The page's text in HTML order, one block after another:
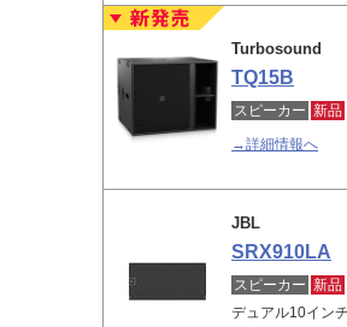
Turbosound
TQ15B
スピーカー 新品
→詳細情報へ
JBL
SRX910LA
スピーカー 新品
デュアル10イン